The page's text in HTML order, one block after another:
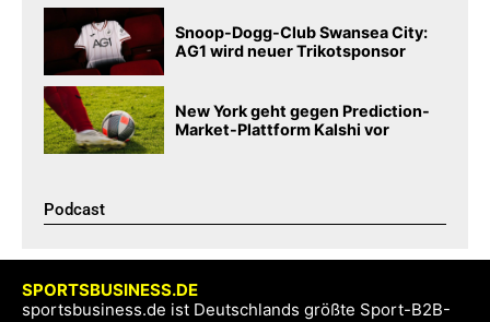
Snoop-Dogg-Club Swansea City:
AG1 wird neuer Trikotsponsor
New York geht gegen Prediction-
Market-Plattform Kalshi vor
Podcast​
SPORTSBUSINESS.DE
sportsbusiness.de ist Deutschlands größte Sport-B2B-